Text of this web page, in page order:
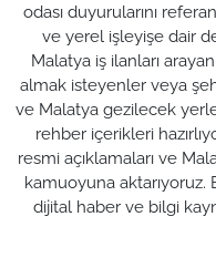
odası duyurularını
ve yerel işleyişe dair
Malatya iş ilanları
almak isteyenler veya
ve Malatya gezilecek
rehber içerikleri
resmi açıklamaları ve
kamuoyuna aktarıyoruz.
dijital haber ve bilgi